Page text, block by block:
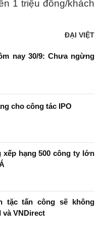
1 triệu đồng/khách
ĐẠI VIỆT
nay 30/9: Chưa ngừng
cho công tác IPO
xếp hạng 500 công ty lớn
tặc tấn công sẽ không
VNDirect